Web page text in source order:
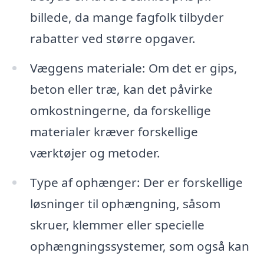
billede, da mange fagfolk tilbyder
rabatter ved større opgaver.
Væggens materiale: Om det er gips,
beton eller træ, kan det påvirke
omkostningerne, da forskellige
materialer kræver forskellige
værktøjer og metoder.
Type af ophænger: Der er forskellige
løsninger til ophængning, såsom
skruer, klemmer eller specielle
ophængningssystemer, som også kan